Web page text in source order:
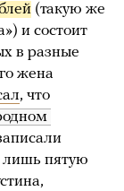
(такую же
и состоит
в разные
жена
, что
лишь пятую